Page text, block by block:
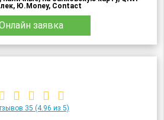
Ю.Money, Contact
заявка
35 (4.96 из 5)